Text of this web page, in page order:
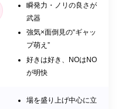
瞬発力・ノリの良さが
武器
強気×面倒見の“ギャッ
プ萌え”
好きは好き、NOはNO
が明快
場を盛り上げ中心に立